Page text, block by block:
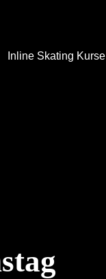
Inline Skating Kurse